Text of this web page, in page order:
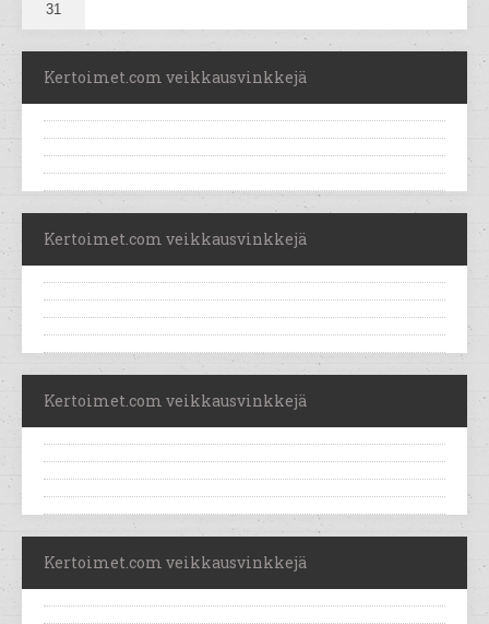
31
Kertoimet.com veikkausvinkkejä
Kertoimet.com veikkausvinkkejä
Kertoimet.com veikkausvinkkejä
Kertoimet.com veikkausvinkkejä